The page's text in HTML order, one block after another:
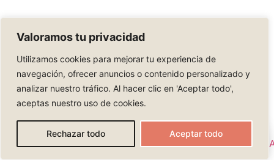
Valoramos tu privacidad
Utilizamos cookies para mejorar tu experiencia de
navegación, ofrecer anuncios o contenido personalizado y
analizar nuestro tráfico. Al hacer clic en 'Aceptar todo',
aceptas nuestro uso de cookies.
Rechazar todo Aceptar todo